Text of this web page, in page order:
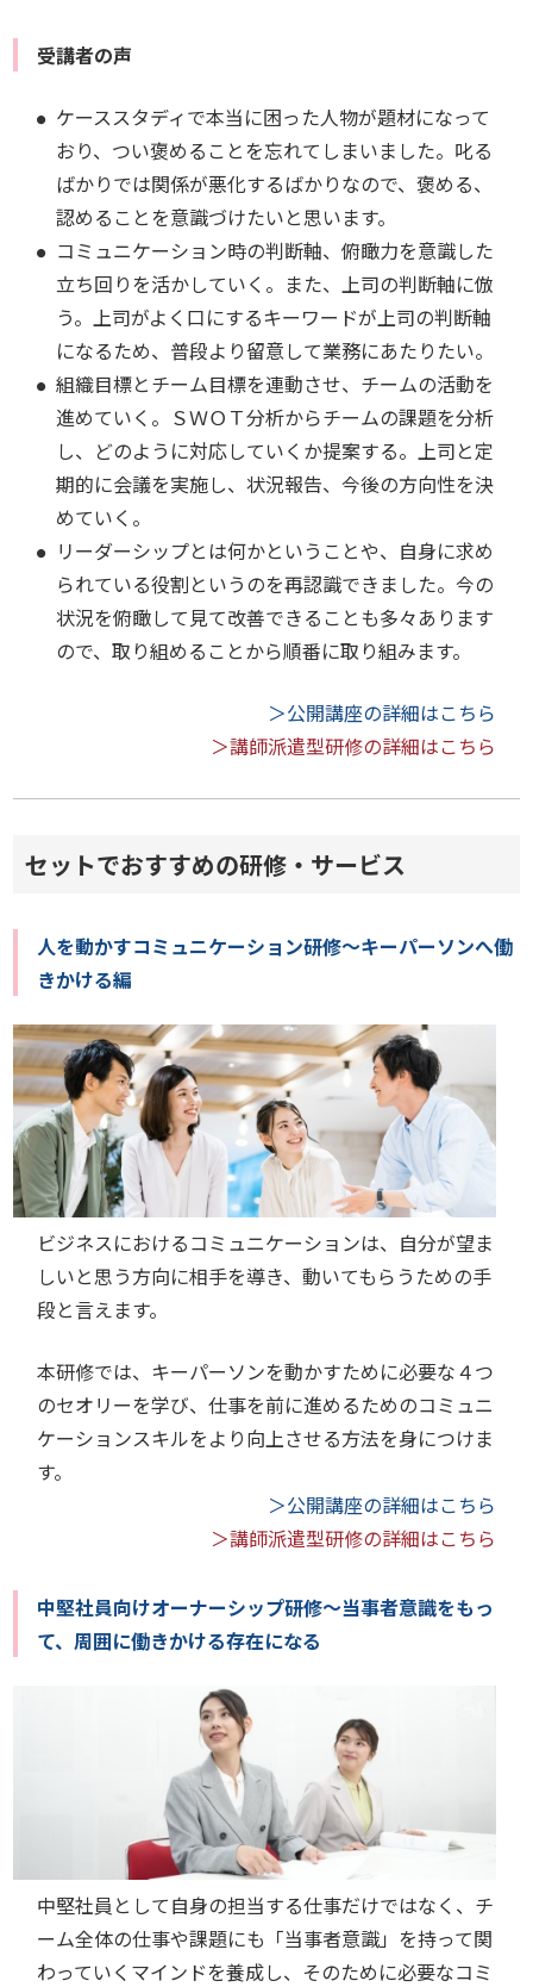
受講者の声
ケーススタディで本当に困った人物が題材になって
おり、つい褒めることを忘れてしまいました。叱る
ばかりでは関係が悪化するばかりなので、褒める、
認めることを意識づけたいと思います。
コミュニケーション時の判断軸、俯瞰力を意識した
立ち回りを活かしていく。また、上司の判断軸に倣
う。上司がよく口にするキーワードが上司の判断軸
になるため、普段より留意して業務にあたりたい。
組織目標とチーム目標を連動させ、チームの活動を
進めていく。ＳＷＯＴ分析からチームの課題を分析
し、どのように対応していくか提案する。上司と定
期的に会議を実施し、状況報告、今後の方向性を決
めていく。
リーダーシップとは何かということや、自身に求め
られている役割というのを再認識できました。今の
状況を俯瞰して見て改善できることも多々あります
ので、取り組めることから順番に取り組みます。
＞公開講座の詳細はこちら
＞講師派遣型研修の詳細はこちら
セットでおすすめの研修・サービス
人を動かすコミュニケーション研修～キーパーソンへ働
きかける編
ビジネスにおけるコミュニケーションは、自分が望ま
しいと思う方向に相手を導き、動いてもらうための手
段と言えます。
本研修では、キーパーソンを動かすために必要な４つ
のセオリーを学び、仕事を前に進めるためのコミュニ
ケーションスキルをより向上させる方法を身につけま
す。
＞公開講座の詳細はこちら
＞講師派遣型研修の詳細はこちら
中堅社員向けオーナーシップ研修～当事者意識をもっ
て、周囲に働きかける存在になる
中堅社員として自身の担当する仕事だけではなく、チ
ーム全体の仕事や課題にも「当事者意識」を持って関
わっていくマインドを養成し、そのために必要なコミ